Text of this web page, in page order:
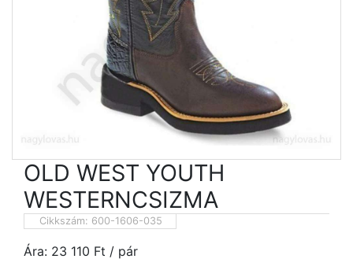
OLD WEST YOUTH
WESTERNCSIZMA
Cikkszám: 600-1606-035
Ára: 23 110 Ft / pár